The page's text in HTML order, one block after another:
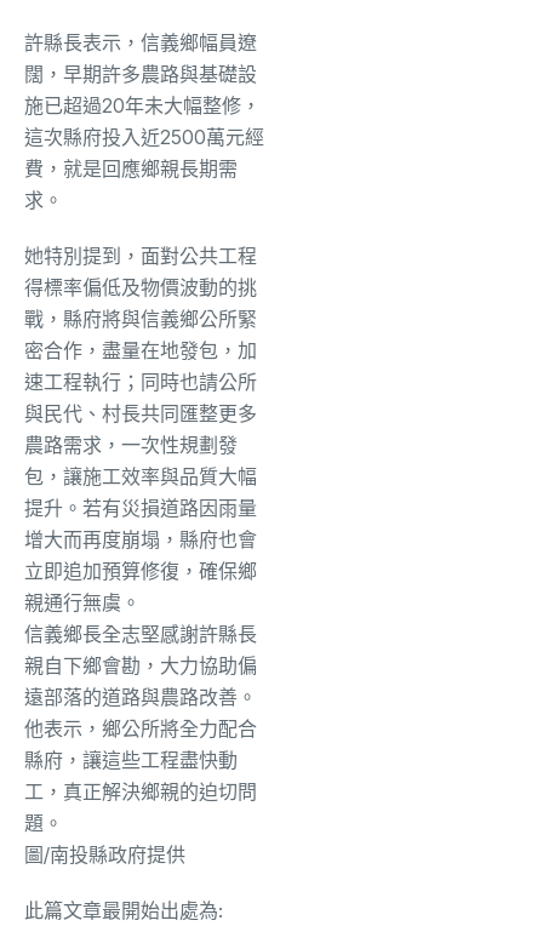
許縣長表示，信義鄉幅員遼
闊，早期許多農路與基礎設
施已超過20年未大幅整修，
這次縣府投入近2500萬元經
費，就是回應鄉親長期需
求。
她特別提到，面對公共工程
得標率偏低及物價波動的挑
戰，縣府將與信義鄉公所緊
密合作，盡量在地發包，加
速工程執行；同時也請公所
與民代、村長共同匯整更多
農路需求，一次性規劃發
包，讓施工效率與品質大幅
提升。若有災損道路因雨量
增大而再度崩塌，縣府也會
立即追加預算修復，確保鄉
親通行無虞。
信義鄉長全志堅感謝許縣長
親自下鄉會勘，大力協助偏
遠部落的道路與農路改善。
他表示，鄉公所將全力配合
縣府，讓這些工程盡快動
工，真正解決鄉親的迫切問
題。
圖/南投縣政府提供
此篇文章最開始出處為: